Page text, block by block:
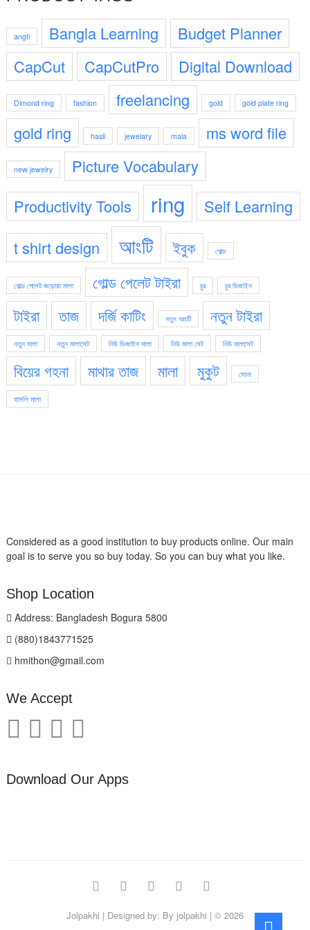
angti Bangla Learning
Budget Planner
CapCut
CapCutPro Digital Download
Dimond ring fashion freelancing gold gold plate ring
gold ring hasli jewelary mala ms word file
new jewelry
Picture Vocabulary
Productivity Tools
ring
Self Learning
t shirt design
আংটি ইবুক গোল্ড
গোল্ড পেলেট জড়োয়া মালা গোল্ড পেলেট টাইরা চুর চুর ডিজাইন
টাইরা তাজ দর্জি কাটিং নতুন আংটি নতুন টাইরা
নতুন মালা নতুন মালাসেট নিউ ডিজাইন মালা নিউ মালা সেট নিউ মালাসেট
বিয়ের গহনা মাথার তাজ মালা মুকুট সোনা
হাসলি মালা
Considered as a good institution to buy products online. Our main
goal is to serve you so buy today. So you can buy what you like.
Shop Location
Address: Bangladesh Bogura 5800
(880)1843771525
hmithon@gmail.com
We Accept
Download Our Apps
facebooktwitterpinterestinstagramlinkedin
Jolpakhi | Designed by: By jolpakhi | © 2026
Go